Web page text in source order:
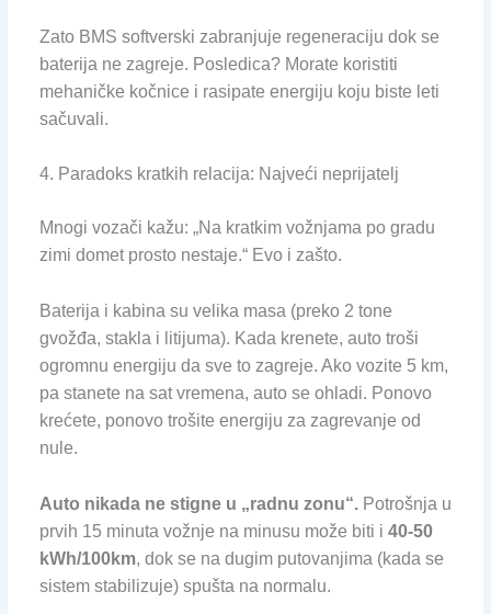
Zato BMS softverski zabranjuje regeneraciju dok se
baterija ne zagreje. Posledica? Morate koristiti
mehaničke kočnice i rasipate energiju koju biste leti
sačuvali.
4. Paradoks kratkih relacija: Najveći neprijatelj
Mnogi vozači kažu: „Na kratkim vožnjama po gradu
zimi domet prosto nestaje.“ Evo i zašto.
Baterija i kabina su velika masa (preko 2 tone
gvožđa, stakla i litijuma). Kada krenete, auto troši
ogromnu energiju da sve to zagreje. Ako vozite 5 km,
pa stanete na sat vremena, auto se ohladi. Ponovo
krećete, ponovo trošite energiju za zagrevanje od
nule.
Auto nikada ne stigne u „radnu zonu“.Potrošnja u
prvih 15 minuta vožnje na minusu može biti i 40-50
kWh/100km, dok se na dugim putovanjima (kada se
sistem stabilizuje) spušta na normalu.